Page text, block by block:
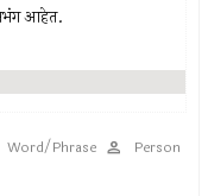
अभंग आहेत.
Word/Phrase Person